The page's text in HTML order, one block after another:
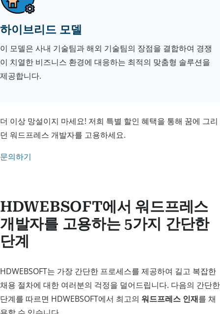
하이브리드 모델
이 모델은 사내 기술팀과 해외 기술팀의 장점을 결합하여 경쟁
이 치열한 비즈니스 환경에 대응하는 최적의 맞춤형 솔루션을
제공합니다.
더 이상 망설이지 마세요! 저희 특별 할인 혜택을 통해 꿈에 그리
던 워드프레스 개발자를 고용하세요.
문의하기
HDWEBSOFT에서 워드프레스
개발자를 고용하는 5가지 간단한
단계
HDWEBSOFT는 가장 간단한 프로세스를 제공하여 길고 복잡한
채용 절차에 대한 여러분의 걱정을 덜어드립니다. 다음의 간단한
단계를 따르면 HDWEBSOFT에서 최고의 워드프레스 인재를 채